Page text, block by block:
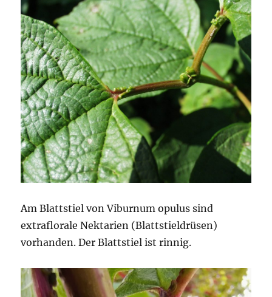
Am Blattstiel von Viburnum opulus sind
extraflorale Nektarien (Blattstieldrüsen)
vorhanden. Der Blattstiel ist rinnig.